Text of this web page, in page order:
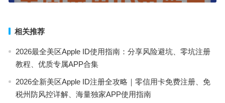
相关推荐
2026最全美区Apple ID使用指南：分享风险避坑、零坑注册
教程、优质专属APP合集
2026全新美区Apple ID注册全攻略｜零信用卡免费注册、免
税州防风控详解、海量独家APP使用指南